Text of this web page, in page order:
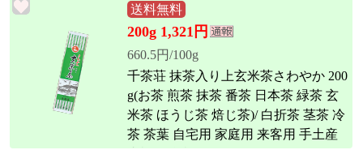
送料無料
200g 1,321円
660.5円/100g
千茶荘 抹茶入り上玄米茶さわやか 200
g(お茶 煎茶 抹茶 番茶 日本茶 緑茶 玄
米茶 ほうじ茶 焙じ茶)/ 白折茶 茎茶 冷
茶 茶葉 自宅用 家庭用 来客用 手土産